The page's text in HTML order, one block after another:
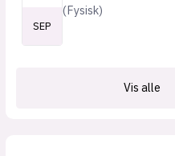
SEP
(Fysisk)
Vis alle